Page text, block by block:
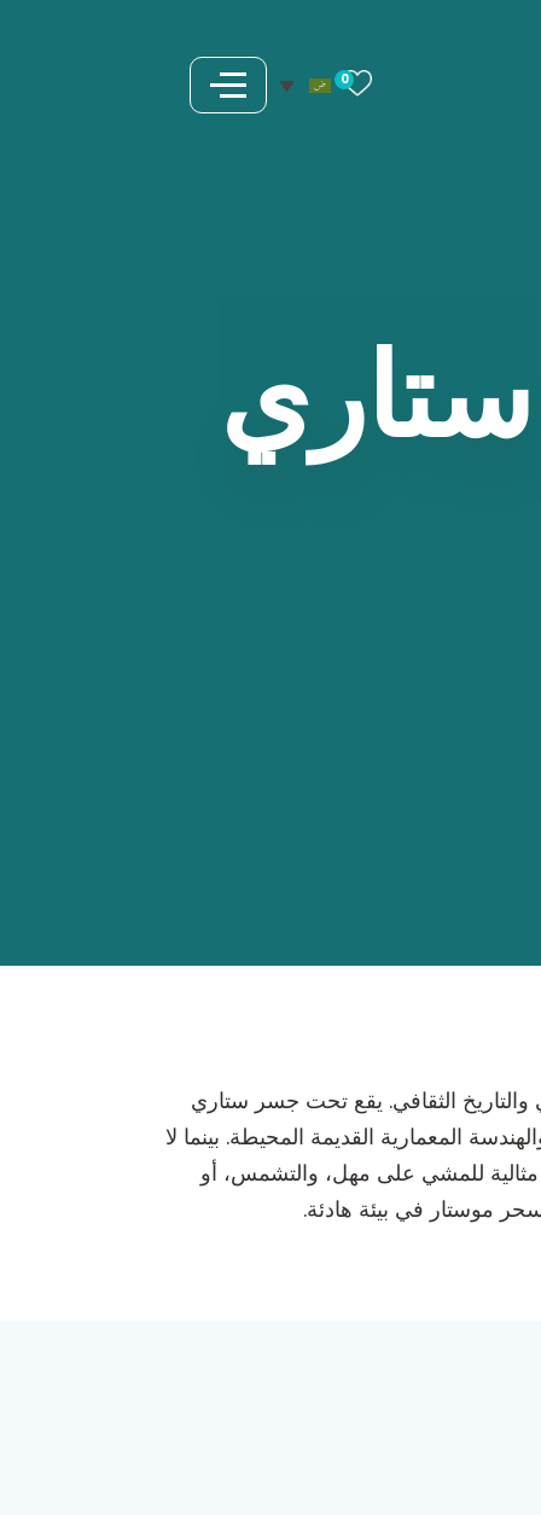
0
ستاري
الثقافي. يقع تحت جسر ستاري
المعمارية القديمة المحيطة. بينما لا
مثالية للمشي على مهل، والتشمس، أو
موستار في بيئة هادئة.